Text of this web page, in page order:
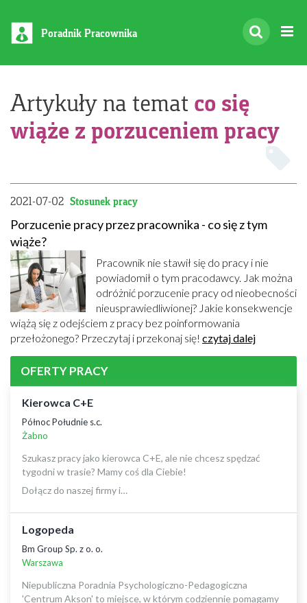
Poradnik Pracownika
Artykuły na temat co się
wiąże z porzuceniem pracy
2021-07-02 Stosunek pracy
Porzucenie pracy przez pracownika - co się z tym
wiąże?
Pracownik nie stawił się do pracy i nie
powiadomił o tym pracodawcy. Jak można
odróżnić porzucenie pracy od nieobecności
nieusprawiedliwionej? Jakie konsekwencje
wiążą się z odejściem z pracy bez poinformowania
przełożonego? Przeczytaj i przekonaj się! czytaj dalej
OFERTY PRACY
Kierowca C+E
Północ Południe s.c.
Żabno
Szukasz pracy jako kierowca C+E, ale nie chcesz spędzać
tygodni w trasie? Mamy coś dla Ciebie!
Dołącz do naszej firmy i…
Logopeda
Bm Group Sp. z o. o.
Warszawa
Niepubliczna Poradnia Psychologiczno-Pedagogiczna
'Centrum Akson' to miejsce, w którym codziennie pomagamy